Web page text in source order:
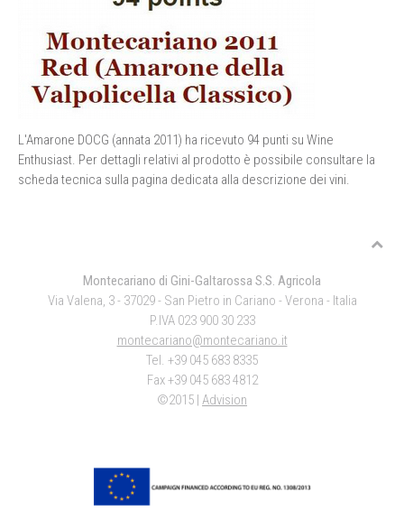
L'Amarone DOCG (annata 2011) ha ricevuto 94 punti su Wine
Enthusiast. Per dettagli relativi al prodotto è possibile consultare la
scheda tecnica sulla pagina dedicata alla descrizione dei vini.
Montecariano di Gini-Galtarossa S.S. Agricola
Via Valena, 3 - 37029 - San Pietro in Cariano - Verona - Italia
P.IVA 023 900 30 233
montecariano@montecariano.it
Tel. +39 045 683 8335
Fax +39 045 683 4812
©2015 | Advision